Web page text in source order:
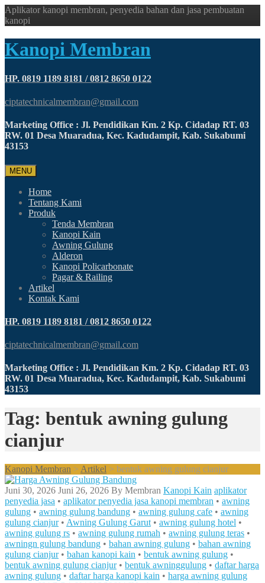
Aplikator kanopi membran, penyedia bahan dan jasa pembuatan
kanopi
Kanopi Membran
HP. 0819 1189 8181 / 0812 8650 0122
ciptatechnicalmembran@gmail.com
Marketing Office : Jl. Pendidikan Km. 2 Kp. Cidadap RT. 03
RW. 01 Desa Muaradua, Kec. Kadudampit, Kab. Sukabumi
43153
MENU
Home
Tentang Kami
Produk
Tenda Membran
Kanopi Kain
Awning Gulung
Alderon
Kanopi Policarbonate
Pagar & Railing
Artikel
Kontak Kami
HP. 0819 1189 8181 / 0812 8650 0122
ciptatechnicalmembran@gmail.com
Marketing Office : Jl. Pendidikan Km. 2 Kp. Cidadap RT. 03
RW. 01 Desa Muaradua, Kec. Kadudampit, Kab. Sukabumi
43153
Tag: bentuk awning gulung
cianjur
Kanopi Membran > Artikel > bentuk awning gulung cianjur
Juni 30, 2026 Juni 26, 2026 By Membran Kanopi Kain aplikator
penyedia jasa • aplikator penyedia jasa kanopi membran • awning
gulung • awning gulung bandung • awning gulung cafe • awning
gulung cianjur• Awning Gulung Garut • awning gulung hotel •
awning gulung rs • awning gulung rumah • awning gulung teras •
awningn gulung bandung • bahan awning gulung • bahan awning
gulung cianjur• bahan kanopi kain • bentuk awning gulung •
bentuk awning gulung cianjur• bentuk awninggulung • daftar harga
awning gulung • daftar harga kanopi kain • harga awning gulung